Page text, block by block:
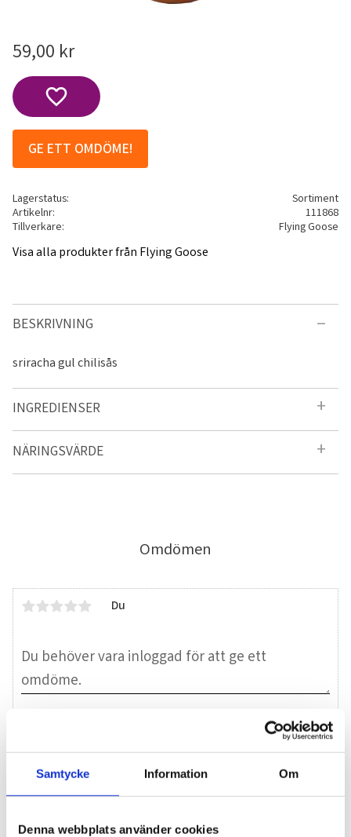
Samtycke Information Om
Denna webbplats använder cookies
59,00 kr
Lägg till i favoriter
Lagerstatus
Sortiment
Artikelnr
111868
Tillverkare
Flying Goose
Visa alla produkter från Flying Goose
GE ETT OMDÖME!
BESKRIVNING
sriracha gul chilisås
INGREDIENSER
NÄRINGSVÄRDE
Omdömen
Du